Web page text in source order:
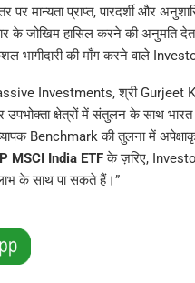
मान्यता प्राप्त, पारदर्शी और
के जोखिम हासिल करने की अनुमति
भागीदारी की माँग करने वाले
Investments, श्री Gurjeet
उपभोक्ता क्षेत्रों में संतुलन के साथ
Benchmark की तुलना में
MSCI India ETFके ज़रिए,
के साथ पा सकते हैं।”